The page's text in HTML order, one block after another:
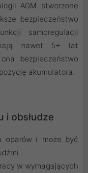
AGM stworzone
bezpieczeństwo
samoregulacji
nawet 5+ lat
bezpieczeństwo
akumulatora.
i obsłudze
oparów i może być
w wymagających